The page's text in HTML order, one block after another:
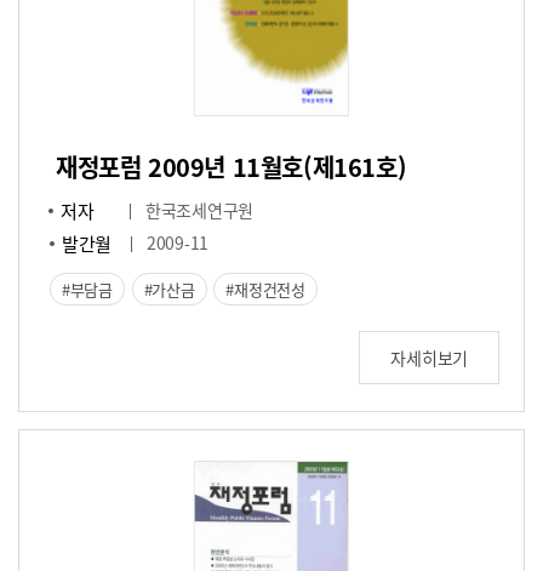
재정포럼 2009년 11월호(제161호)
저자 한국조세연구원
발간월 2009-11
부담금 가산금 재정건전성
자세히보기